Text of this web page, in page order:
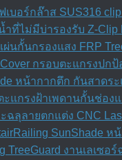
อร์กล๊าส SUS316 clip
ไม่มีบ่ารองรับ Z-Clip
กั้นกรองแสง FRP
Cover กรอบตะแกรงป
หน้ากากตึก กันสาดร
ะแกรงฝ้าเพดานกั้นช่
ลุลายตกแต่ง CNC
TreeGuard งานเลเ